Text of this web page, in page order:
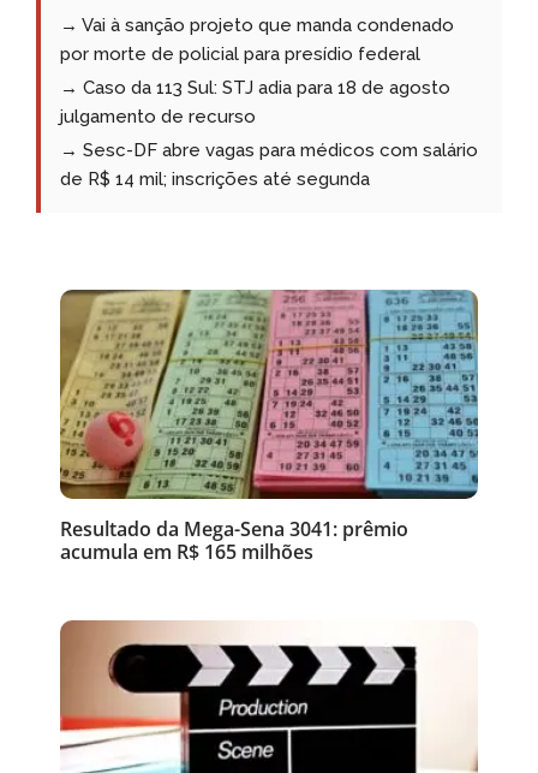
→ Vai à sanção projeto que manda condenado
por morte de policial para presídio federal
→ Caso da 113 Sul: STJ adia para 18 de agosto
julgamento de recurso
→ Sesc-DF abre vagas para médicos com salário
de R$ 14 mil; inscrições até segunda
Resultado da Mega-Sena 3041: prêmio
acumula em R$ 165 milhões